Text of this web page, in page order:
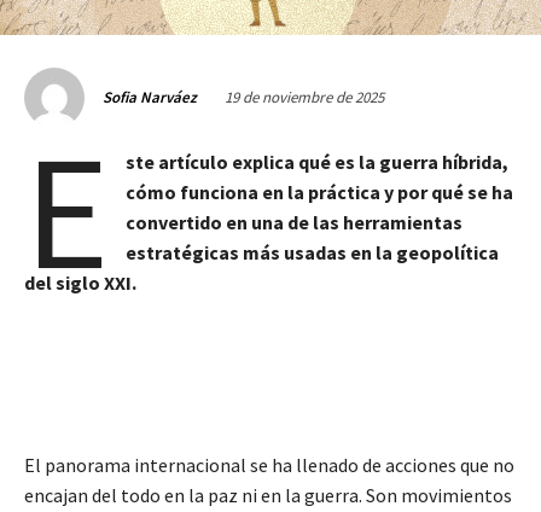
Sofia Narváez 19 de noviembre de 2025
E
ste artículo explica qué es la guerra híbrida,
cómo funciona en la práctica y por qué se ha
convertido en una de las herramientas
estratégicas más usadas en la geopolítica
del siglo XXI.
El panorama internacional se ha llenado de acciones que no
encajan del todo en la paz ni en la guerra. Son movimientos